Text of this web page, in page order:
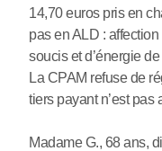
14,70 euros pris en
pas en ALD :
soucis et d’énergie
La CPAM refuse de
tiers payant n’est pas
Madame G., 68 ans,